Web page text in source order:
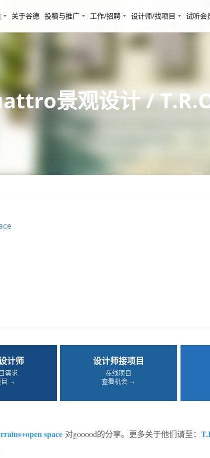
关于谷德 投稿与推广 工作/招聘 设计师/找项目 试听会
景观设计 /
计师
需求
目 →
设计师接项目
在线项目
查看机会 →
space 对gooood的分享。更多关于他们请至：